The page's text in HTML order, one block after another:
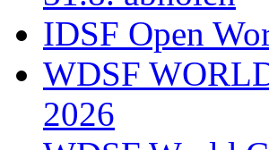
IDSF Open
WDSF
2026